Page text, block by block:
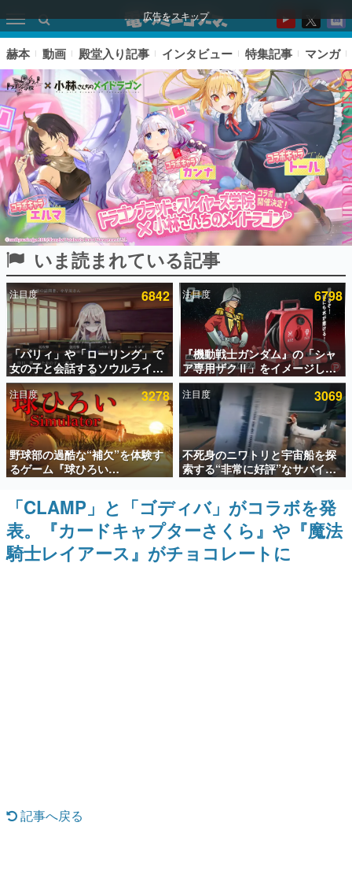
広告をスキップ
ピックアップ
電ファミのいま読まれている記事ランキング
アプリセール情報
インタビュー
連載・特集一覧
殿堂入り記事
SNS拡散数が数千以上！ ページビュー数万以上！ などな
ど。多くの人々に読まれた、電ファミ渾身の“殿堂入り”記
事をまとめました。
ゲームの企画書
名作ゲームクリエイターの方々に製作時のエピソードをお
聞きし、ヒットする企画（ゲーム）とは何か？を探ってい
きます。
赫本 動画 殿堂入り記事 インタビュー 特集記事 マンガ
いま読まれている記事
注目度 6842
「パリィ」や「ローリング」で
女の子と会話するソウルライク
恋愛ゲーム『小早川さんはソウ
ルライク』無料公開。返事に失
敗すると「YOU DIED」
注目度 6798
『機動戦士ガンダム』の「シャ
ア専用ザクⅡ」をイメージした
散水ホースリールが予約開始。
本体にはシャアのパーソナルマ
ークやジオン公国軍のエンブレ
ム、型式番号などを配置
注目度 3278
野球部の過酷な“補欠”を体験す
るゲーム『球ひろい
Simulator』が「1件」のウィッ
シュリストをもとにチェコ語に
対応しSNSで話題に。『キング
ダム・カム』開発元やチェコの
プロ野球選手から称賛の声
注目度 3069
不死身のニワトリと宇宙船を探
索する“非常に好評”なサバイバ
ルゲーム『Breathedge』が無
料で配布中。入手できる期間は8
月10日まで
「CLAMP」と「ゴディバ」がコラボを発
表。『カードキャプターさくら』や『魔法
騎士レイアース』がチョコレートに
記事へ戻る